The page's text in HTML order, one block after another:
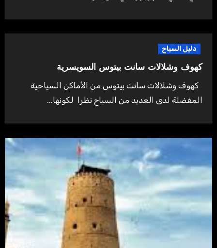
دليل السياح
كهوف وشلالات سانت بيتوس السويسرية
كهوف وشلالات سانت بيتوس من الأماكن السياحية
المفضلة لدى العديد من السياح نظرا لكونها...